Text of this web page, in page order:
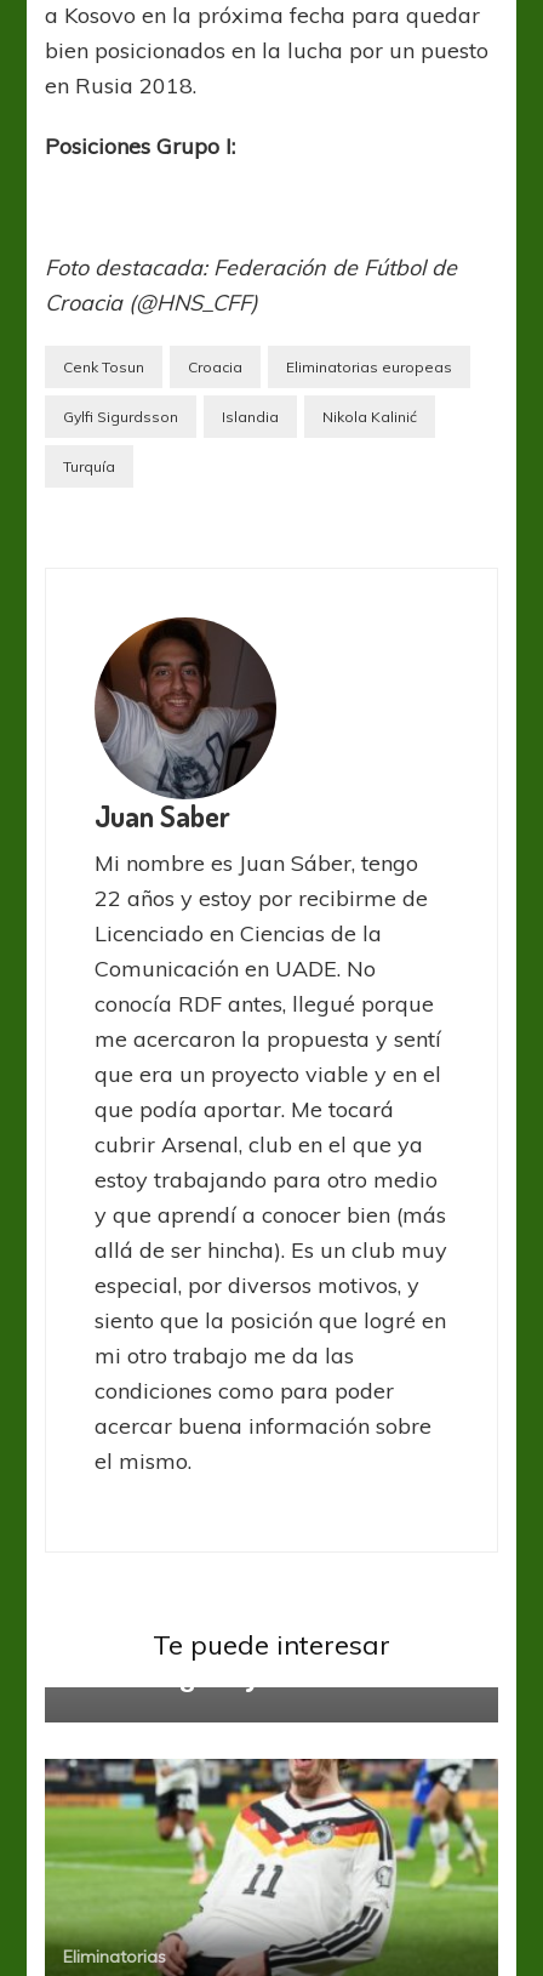
a Kosovo en la próxima fecha para quedar
bien posicionados en la lucha por un puesto
en Rusia 2018.
Posiciones Grupo I:
Foto destacada: Federación de Fútbol de
Croacia (@HNS_CFF)
Cenk Tosun Croacia Eliminatorias europeas
Gylfi Sigurdsson Islandia Nikola Kalinić
Turquía
Juan Saber
Mi nombre es Juan Sáber, tengo
22 años y estoy por recibirme de
Licenciado en Ciencias de la
Comunicación en UADE. No
conocía RDF antes, llegué porque
me acercaron la propuesta y sentí
que era un proyecto viable y en el
que podía aportar. Me tocará
cubrir Arsenal, club en el que ya
estoy trabajando para otro medio
y que aprendí a conocer bien (más
allá de ser hincha). Es un club muy
especial, por diversos motivos, y
siento que la posición que logré en
mi otro trabajo me da las
condiciones como para poder
acercar buena información sobre
el mismo.
Te puede interesar
Eliminatorias
Eliminatorias